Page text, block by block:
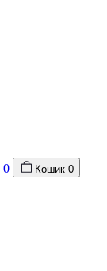
0 Кошик 0